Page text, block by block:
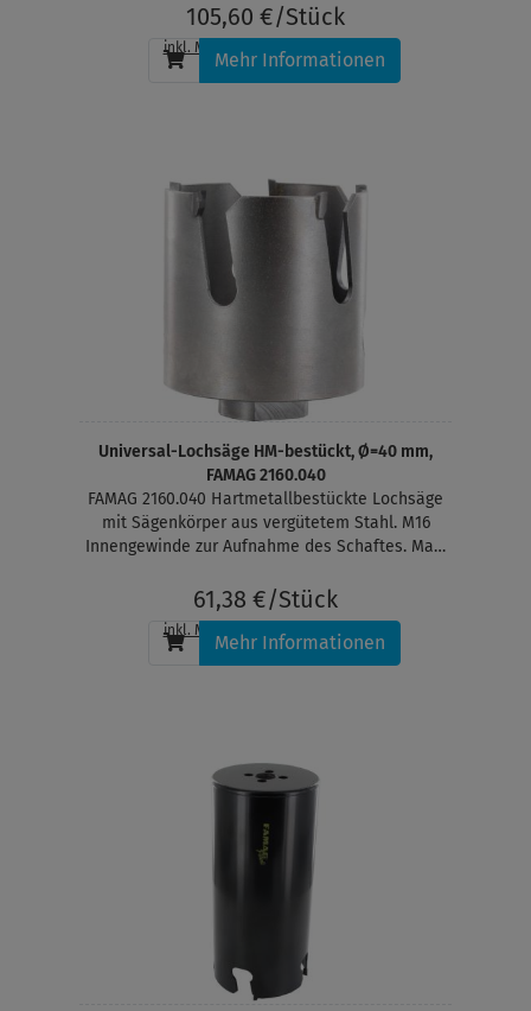
Kunststoffe und Wandfliesen bis zu einer
Ritzhärte von 6 sägen.
105,60 €/Stück
inkl. MwSt. , zzgl. Versandkosten
Mehr Informationen
Universal-Lochsäge HM-bestückt, Ø=40 mm,
FAMAG 2160.040
FAMAG 2160.040 Hartmetallbestückte Lochsäge
mit Sägenkörper aus vergütetem Stahl. M16
Innengewinde zur Aufnahme des Schaftes. Max.
61,38 €/Stück
inkl. MwSt. , zzgl. Versandkosten
Mehr Informationen